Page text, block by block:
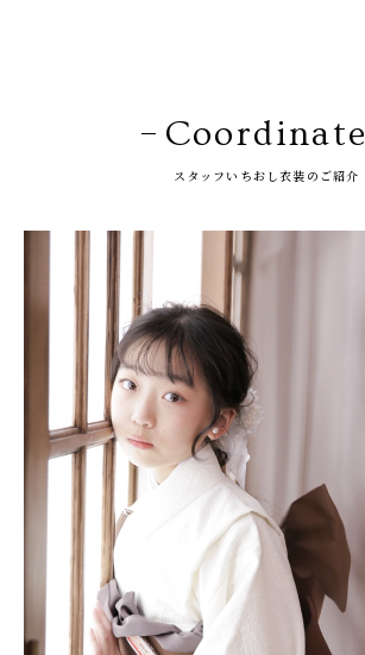
Coordinate
スタッフいちおし衣装のご紹介